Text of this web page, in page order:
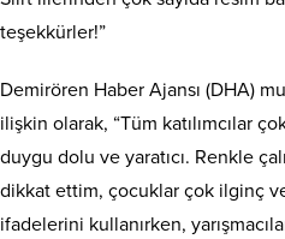
teşekkürler!”
Demirören Haber Ajansı (DHA)
ilişkin olarak, “Tüm katılımcılar
duygu dolu ve yaratıcı. Renkle
dikkat ettim, çocuklar çok ilginç
ifadelerini kullanırken,